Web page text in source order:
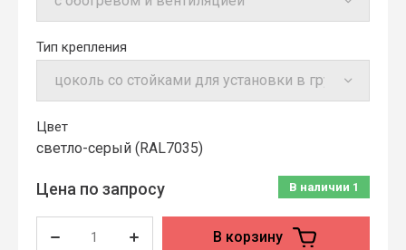
Тип крепления
Цвет
cветло-серый (RAL7035)
В наличии 1
Цена по запросу
В корзину